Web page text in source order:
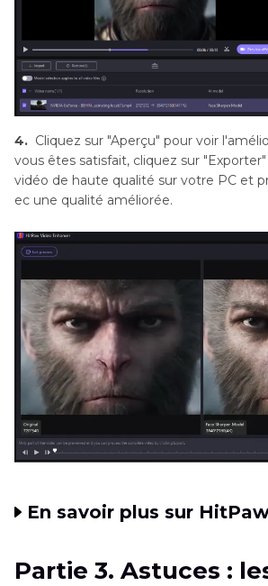
4. Cliquez sur "Aperçu" pour voir
vous êtes satisfait, cliquez sur
vidéo de haute qualité sur votre PC et
ec une qualité améliorée.
En savoir plus sur
Partie 3. Astuces :